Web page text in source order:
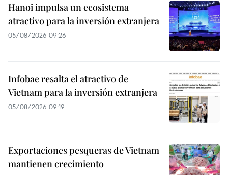
Hanoi impulsa un ecosistema
atractivo para la inversión extranjera
05/08/2026 09:26
Infobae resalta el atractivo de
Vietnam para la inversión extranjera
05/08/2026 09:19
Exportaciones pesqueras de Vietnam
mantienen crecimiento